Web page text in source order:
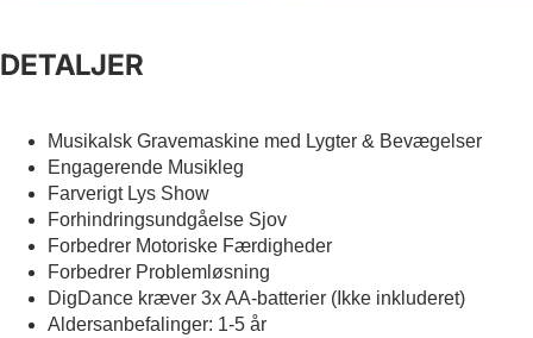
DETALJER
Musikalsk Gravemaskine med Lygter & Bevægelser
Engagerende Musikleg
Farverigt Lys Show
Forhindringsundgåelse Sjov
Forbedrer Motoriske Færdigheder
Forbedrer Problemløsning
DigDance kræver 3x AA-batterier (Ikke inkluderet)
Aldersanbefalinger: 1-5 år